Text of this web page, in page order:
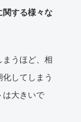
関する様々な
うほど、相
してしまう
は大きいで